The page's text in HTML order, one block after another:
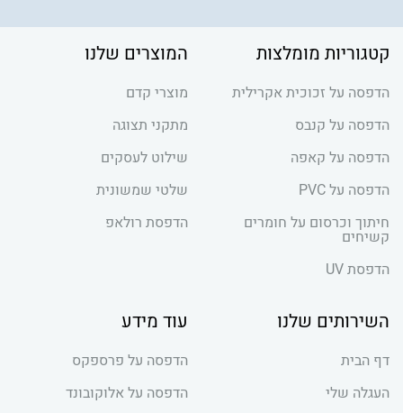
קטגוריות מומלצות
הדפסה על זכוכית אקרילית
הדפסה על קנבס
הדפסה על קאפה
הדפסה על PVC
חיתוך וכרסום על חומרים
קשיחים
הדפסת UV
המוצרים שלנו
מוצרי קדם
מתקני תצוגה
שילוט לעסקים
שלטי שמשונית
הדפסת רולאפ
השירותים שלנו
דף הבית
העגלה שלי
עוד מידע
הדפסה על פרספקס
הדפסה על אלוקובונד